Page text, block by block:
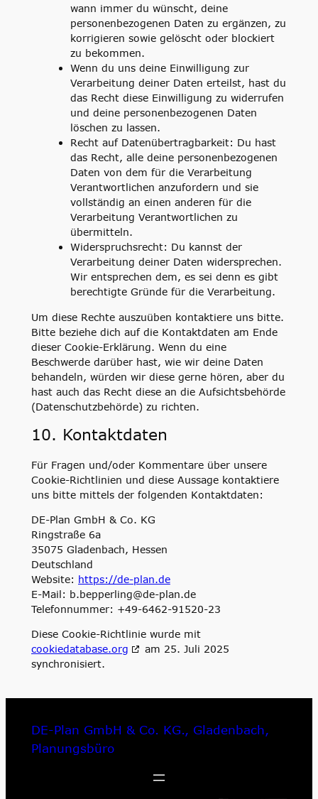
wann immer du wünscht, deine
personenbezogenen Daten zu ergänzen, zu
korrigieren sowie gelöscht oder blockiert
zu bekommen.
Wenn du uns deine Einwilligung zur
Verarbeitung deiner Daten erteilst, hast du
das Recht diese Einwilligung zu widerrufen
und deine personenbezogenen Daten
löschen zu lassen.
Recht auf Datenübertragbarkeit: Du hast
das Recht, alle deine personenbezogenen
Daten von dem für die Verarbeitung
Verantwortlichen anzufordern und sie
vollständig an einen anderen für die
Verarbeitung Verantwortlichen zu
übermitteln.
Widerspruchsrecht: Du kannst der
Verarbeitung deiner Daten widersprechen.
Wir entsprechen dem, es sei denn es gibt
berechtigte Gründe für die Verarbeitung.
Um diese Rechte auszuüben kontaktiere uns bitte.
Bitte beziehe dich auf die Kontaktdaten am Ende
dieser Cookie-Erklärung. Wenn du eine
Beschwerde darüber hast, wie wir deine Daten
behandeln, würden wir diese gerne hören, aber du
hast auch das Recht diese an die Aufsichtsbehörde
(Datenschutzbehörde) zu richten.
10. Kontaktdaten
Für Fragen und/oder Kommentare über unsere
Cookie-Richtlinien und diese Aussage kontaktiere
uns bitte mittels der folgenden Kontaktdaten:
DE-Plan GmbH & Co. KG
Ringstraße 6a
35075 Gladenbach, Hessen
Deutschland
Website: https://de-plan.de
E-Mail: b.bepperling@de-plan.de
Telefonnummer: +49-6462-91520-23
Diese Cookie-Richtlinie wurde mit
cookiedatabase.org
am 25. Juli 2025
synchronisiert.
DE-Plan GmbH & Co. KG., Gladenbach,
Planungsbüro